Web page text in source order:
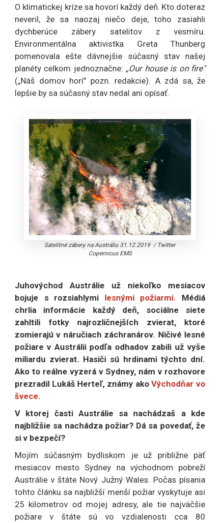
O klimatickej kríze sa hovorí každý deň. Kto doteraz
neveril, že sa naozaj niečo deje, toho zasiahli
dychberúce zábery satelitov z vesmíru.
Environmentálna aktivistka Greta Thunberg
pomenovala ešte dávnejšie súčasný stav našej
planéty celkom jednoznačne: „Our house is on fire"
(„Náš domov horí" pozn. redakcie). A zdá sa, že
lepšie by sa súčasný stav nedal ani opísať.
Satelitné zábery na Austráliu 31.12.2019 / Twitter
Copernicus EMS
Juhovýchod Austrálie už niekoľko mesiacov
bojuje s rozsiahlymi lesnými požiarmi. Médiá
chrlia informácie každý deň, sociálne siete
zahltili fotky najrozličnejších zvierat, ktoré
zomierajú v náručiach záchranárov. Ničivé lesné
požiare v Austrálii podľa odhadov zabili už vyše
miliardu zvierat. Hasiči sú hrdinami týchto dní.
Ako to reálne vyzerá v Sydney, nám v rozhovore
prezradil Lukáš Herteľ, známy akoVýchodňar vo
švece.
V ktorej časti Austrálie sa nachádzaš a kde
najbližšie sa nachádza požiar? Dá sa povedať, že
si v bezpečí?
Mojím súčasným bydliskom je už približne päť
mesiacov mesto Sydney na východnom pobreží
Austrálie v štáte Nový Južný Wales. Počas písania
tohto článku sa najbližší menší požiar vyskytuje asi
25 kilometrov od mojej adresy, ale tie najväčšie
požiare v štáte sú vo vzdialenosti cca 80